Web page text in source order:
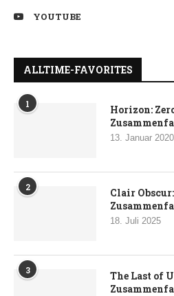
YOUTUBE
ALLTIME-FAVORITES
1
Horizon:
13. Januar 2020
2
Clair
18. Juli 2025
3
The Last of